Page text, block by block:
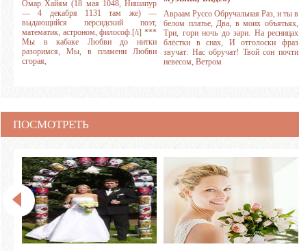
Омар Хайям (18 мая 1048, Нишапур
— 4 декабря 1131 там же) —
выдающийся персидский поэт,
математик, астроном, философ.[/i] ***
Мы в кабаке Любви до нитки
разоримся, Мы, в пламени Любви
сгорая,
Авраам Руссо Обручальная Раз, и ты в
белом платье, Два, в моих объятьях,
Три, гори ночь до зари. На ресницах
блёстки в снах, И отголоски фраз
звучат: Нас обручат! Твой сон почти
невесом, Ветром
ПОСМОТРЕТЬ